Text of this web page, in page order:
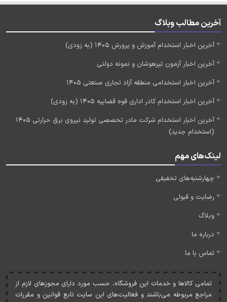
آخرین مطالب وبلاگ
آخرین اخبار استخدام آموزش و پرورش 1405 (به زودی)
آخرین اخبار آزمون تیزهوشان و نمونه دولتی
آخرین اخبار استخدامی منطقه آزاد تجاری صنعتی 1405
آخرین اخبار استخدام کادر اداری قوه قضاییه 1405 (به زودی)
آخرین اخبار استخدام شرکت مادر تخصصی تولید نیروی برق حرارتی 1405
(استخدام جدید)
لینک‌های مهم
چهارشنبه‌های تخفیفی
رضایت و قبولی
وبلاگ
درباره ما
تماس با ما
تمامی کالاها و خدمات اين فروشگاه، حسب مورد دارای مجوزهای لازم از
مراجع مربوطه می‌باشند و فعاليت‌های اين سايت تابع قوانين و مقررات